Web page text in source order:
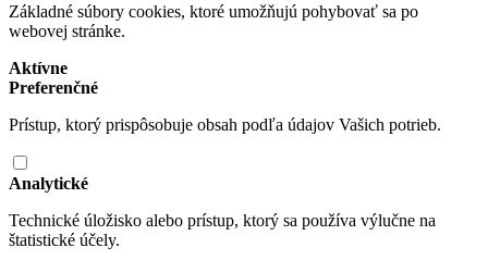
Základné súbory cookies, ktoré umožňujú pohybovať sa po
webovej stránke.
Aktívne
Preferenčné
Prístup, ktorý prispôsobuje obsah podľa údajov Vašich potrieb.
Analytické
Technické úložisko alebo prístup, ktorý sa používa výlučne na
štatistické účely.